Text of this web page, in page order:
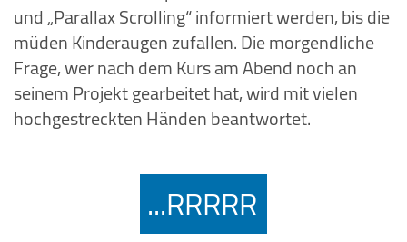
und „Parallax Scrolling“ informiert werden, bis die
müden Kinderaugen zufallen. Die morgendliche
Frage, wer nach dem Kurs am Abend noch an
seinem Projekt gearbeitet hat, wird mit vielen
hochgestreckten Händen beantwortet.
ZiiPP...